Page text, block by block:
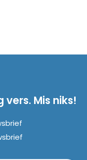
Mis niks!